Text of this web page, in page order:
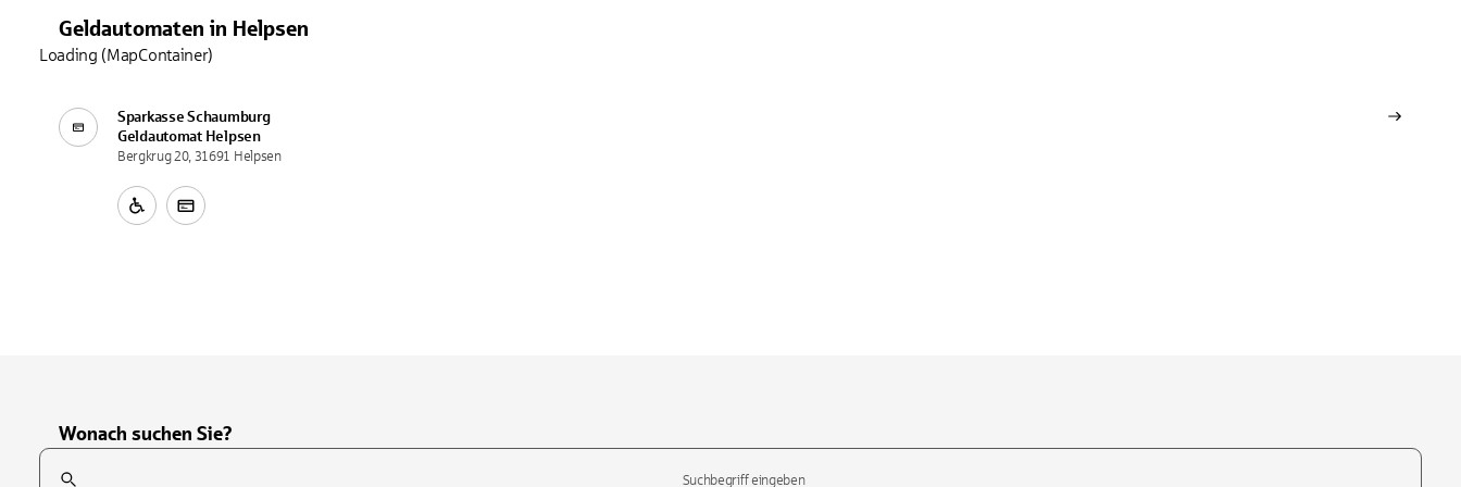
Geldautomaten in Helpsen
Sparkasse Schaumburg
Geldautomat Helpsen
Bergkrug 20, 31691 Helpsen
Loading (MapContainer)
Wonach suchen Sie?
Suchfeld